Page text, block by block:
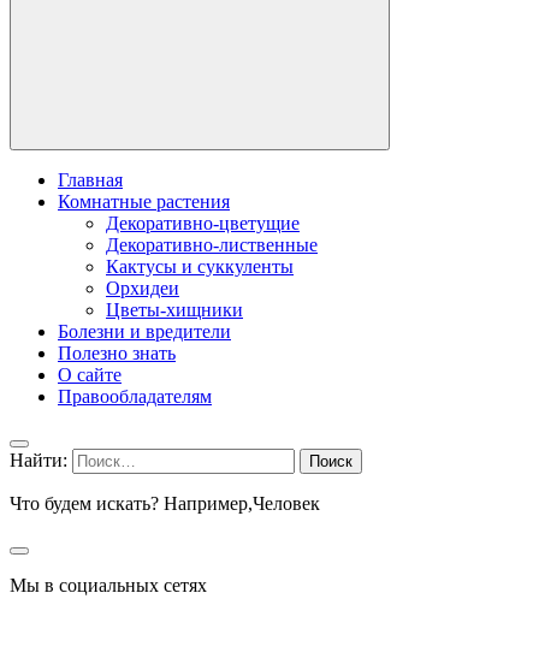
Главная
Комнатные растения
Декоративно-цветущие
Декоративно-лиственные
Кактусы и суккуленты
Орхидеи
Цветы-хищники
Болезни и вредители
Полезно знать
О сайте
Правообладателям
Найти:
Что будем искать? Например,Человек
Мы в социальных сетях